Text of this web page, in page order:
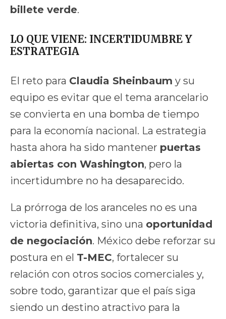
billete verde.
LO QUE VIENE: INCERTIDUMBRE Y
ESTRATEGIA
El reto para Claudia Sheinbaum y su
equipo es evitar que el tema arancelario
se convierta en una bomba de tiempo
para la economía nacional. La estrategia
hasta ahora ha sido mantener puertas
abiertas con Washington, pero la
incertidumbre no ha desaparecido.
La prórroga de los aranceles no es una
victoria definitiva, sino una oportunidad
de negociación. México debe reforzar su
postura en el T-MEC, fortalecer su
relación con otros socios comerciales y,
sobre todo, garantizar que el país siga
siendo un destino atractivo para la